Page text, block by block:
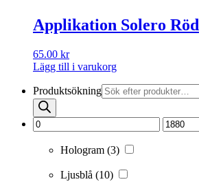
Applikation Solero Röd
65.00 kr
Lägg till i varukorg
Produktsökning
Hologram (3)
Ljusblå (10)